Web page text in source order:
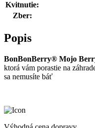
Kvitnutie:
Zber:
Popis
BonBonBerry® Mojo
ktorá vám porastie na
sa nemusíte báť